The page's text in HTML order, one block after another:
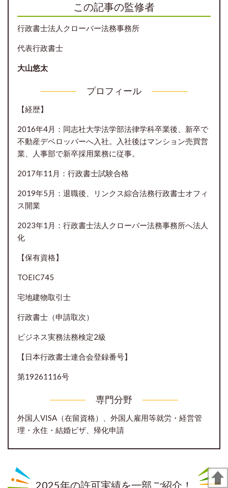
この記事の監修者
行政書士法人クローバー法務事務所
代表行政書士
大山悠太
プロフィール
【経歴】
2016年4月：同志社大学法学部法律学科卒業後、新卒で
不動産デベロッパーへ入社。入社後はマンション売買営
業、人事部で新卒採用業務に従事。
2017年11月：行政書士試験合格
2019年5月：退職後、リンクス綜合法務行政書士オフィ
ス開業
2023年1月：行政書士法人クローバー法務事務所へ法人
化
【保有資格】
TOEIC745
宅地建物取引士
行政書士（申請取次）
ビジネス実務法務検定2級
【日本行政書士連合会登録番号】
第19261116号
専門分野
外国人VISA（在留資格）、外国人雇用等就労・経営管
理・永住・結婚ビザ、帰化申請
2025年の許可実績を一部ご紹介！